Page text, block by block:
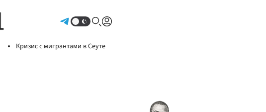
Кризис с мигрантами в Сеуте